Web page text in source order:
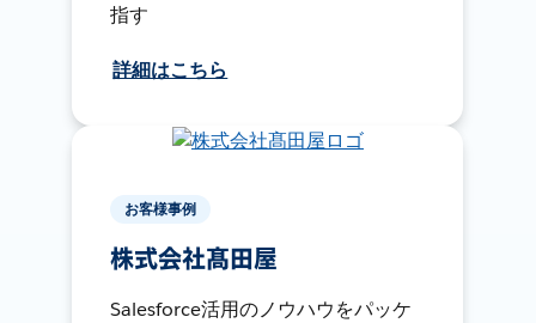
指す
詳細はこちら
お客様事例
株式会社髙田屋
Salesforce活用のノウハウをパッケ